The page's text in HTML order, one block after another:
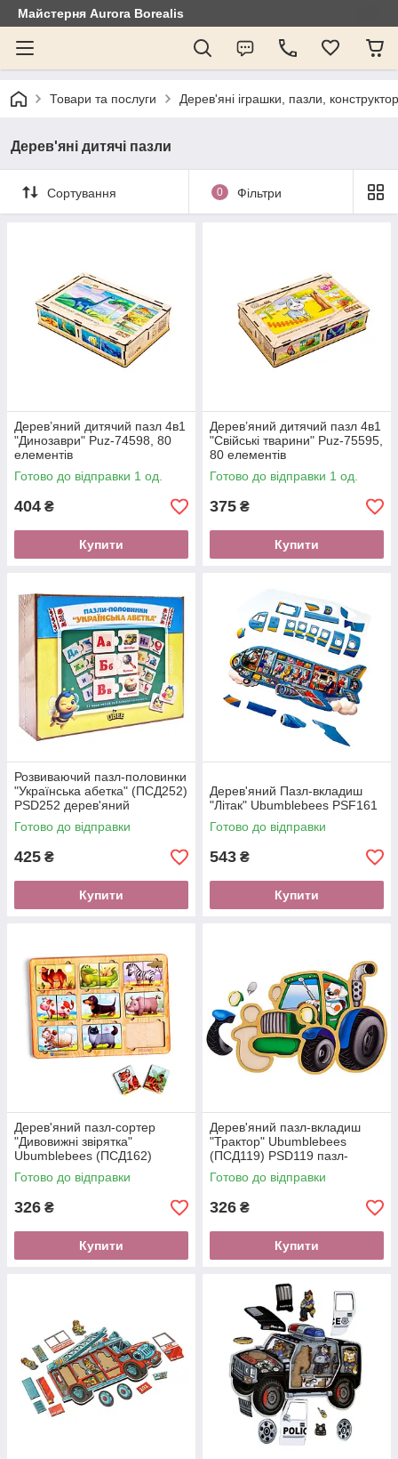
Майстерня Aurora Borealis
Товари та послуги Дерев'яні іграшки, пазли,
Дерев'яні дитячі пазли
Сортування 0 Фільтри
Дерев’яний дитячий пазл 4в1
"Динозаври" Puz-74598, 80
елементів
Готово до відправки 1 од.
404 ₴
Купити
Дерев’яний дитячий пазл 4в1
"Свійські тварини" Puz-75595,
80 елементів
Готово до відправки 1 од.
375 ₴
Купити
Розвиваючий пазл-половинки
"Українська абетка" (ПСД252)
PSD252 дерев'яний
Готово до відправки
425 ₴
Купити
Дерев'яний Пазл-вкладиш
"Літак" Ubumblebees PSF161
Готово до відправки
543 ₴
Купити
Дерев'яний пазл-сортер
"Дивовижні звірятка"
Ubumblebees (ПСД162)
PSD162, 9 тваринок
Готово до відправки
326 ₴
Купити
Дерев'яний пазл-вкладиш
"Трактор" Ubumblebees
(ПСД119) PSD119 пазл-
контур
Готово до відправки
326 ₴
Купити